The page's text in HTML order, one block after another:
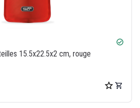
check_circle
15.5x22.5x2 cm, rouge